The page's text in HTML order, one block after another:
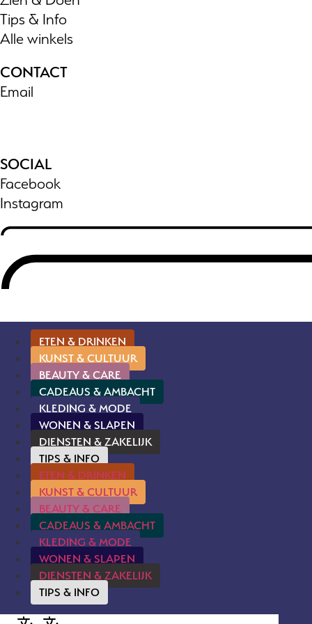
Tips & Info
Alle winkels
CONTACT
Email
SOCIAL
Facebook
Instagram
ETEN & DRINKEN
KUNST & CULTUUR
BEAUTY & CARE
CADEAUS & AMBACHT
KLEDING & MODE
WONEN & SLAPEN
DIENSTEN & ZAKELIJK
TIPS & INFO
ETEN & DRINKEN
KUNST & CULTUUR
BEAUTY & CARE
CADEAUS & AMBACHT
KLEDING & MODE
WONEN & SLAPEN
DIENSTEN & ZAKELIJK
TIPS & INFO